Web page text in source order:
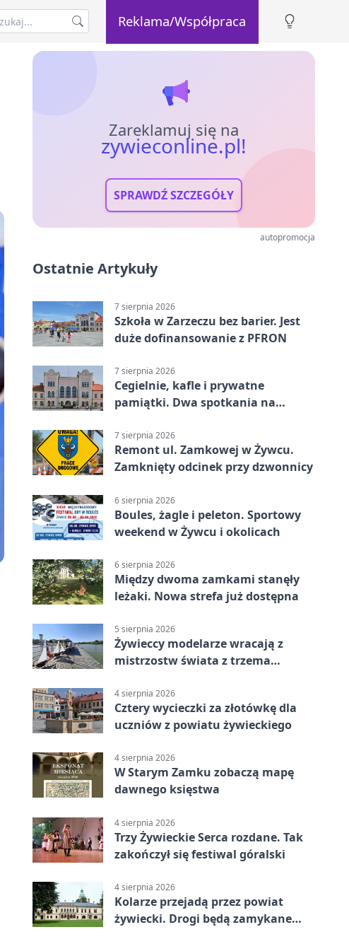
Reklama/Współpraca
Zareklamuj się na
zywieconline.pl!
SPRAWDŹ SZCZEGÓŁY
autopromocja
Ostatnie Artykuły
7 sierpnia 2026
Szkoła w Zarzeczu bez barier. Jest
duże dofinansowanie z PFRON
7 sierpnia 2026
Cegielnie, kafle i prywatne
pamiątki. Dwa spotkania na
7 sierpnia 2026
Remont ul. Zamkowej w Żywcu.
Zamknięty odcinek przy dzwonnicy
6 sierpnia 2026
Boules, żagle i peleton. Sportowy
weekend w Żywcu i okolicach
6 sierpnia 2026
Między dwoma zamkami stanęły
leżaki. Nowa strefa już dostępna
5 sierpnia 2026
Żywieccy modelarze wracają z
mistrzostw świata z trzema
4 sierpnia 2026
Cztery wycieczki za złotówkę dla
uczniów z powiatu żywieckiego
4 sierpnia 2026
W Starym Zamku zobaczą mapę
dawnego księstwa
4 sierpnia 2026
Trzy Żywieckie Serca rozdane. Tak
zakończył się festiwal góralski
4 sierpnia 2026
Kolarze przejadą przez powiat
żywiecki. Drogi będą zamykane